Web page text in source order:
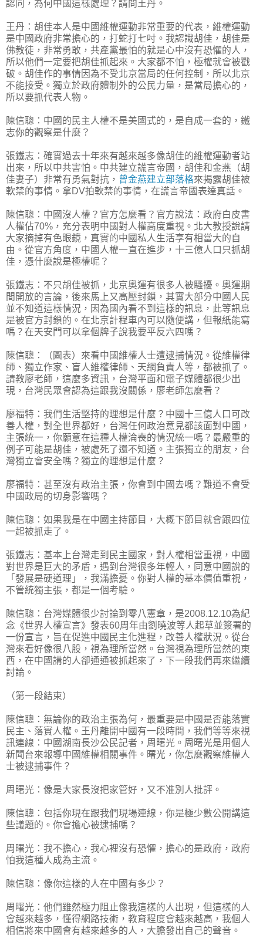
認同，為何中國這樣處理？請問王丹。
王丹：胡佳本人是中國維權運動非常重要的代表，維權運動
是中國政府非常擔心的，打蛇打七吋。我認識胡佳，胡佳是
佛教徒，非常勇敢，共產黨最怕的就是心中沒有恐懼的人，
所以他們一定要把胡佳抓起來。大家都不怕，極權就會被戳
破。胡佳作的事情因為不受北京當局的任何控制，所以北京
不能接受。獨立於政府體制外的公民力量，是當局擔心的，
所以要抓代表人物。
陳信聰：中國的民主人權不是美國式的，是自成一套的，鐵
志你的觀察是什麼？
張鐵志：確實過去十年來有越來越多像胡佳的維權運動者站
出來，所以中共害怕。中共建立謊言帝國，胡佳和金燕（胡
佳妻子）非常有勇氣對抗， 曾金燕建立部落格來揭露胡佳被
軟禁的事情。拿DV拍軟禁的事情，在謊言帝國表達真話。
陳信聰：中國沒人權？官方怎麼看？官方說法：政府白皮書
人權佔70%，充分表明中國對人權高度重視。北大教授說請
大家摘掉有色眼鏡，真實的中國私人生活享有相當大的自
由。從官方角度，中國人權一直在進步，十三億人口只抓胡
佳，憑什麼說是極權呢？
張鐵志：不只胡佳被抓，北京奧運有很多人被騷擾。奧運期
間開放的言論，後來馬上又高壓封鎖，其實大部分中國人民
並不知道這樣情況，因為國內看不到這樣的訊息，此等訊息
是被官方封鎖的。在北京計程車內可以隨便講，但報紙能寫
嗎？在天安門可以拿個牌子說我要平反六四嗎？
陳信聰：（圖表）來看中國維權人士遭逮捕情況。從維權律
師、獨立作家、盲人維權律師、天網負責人等，都被抓了。
請教廖老師，這麼多資訊，台灣平面和電子媒體都很少出
現，台灣民眾會認為這跟我沒關係，廖老師怎麼看？
廖福特：我們生活堅持的理想是什麼？中國十三億人口可改
善人權，對全世界都好，台灣任何政治意見都該面對中國，
主張統一，你願意在這種人權淪喪的情況統一嗎？最嚴重的
例子可能是胡佳，被處死了還不知道。主張獨立的朋友，台
灣獨立會安全嗎？獨立的理想是什麼？
廖福特：甚至沒有政治主張，你會到中國去嗎？難道不會受
中國政局的切身影響嗎？
陳信聰：如果我是在中國主持節目，大概下節目就會跟四位
一起被抓走了。
張鐵志：基本上台灣走到民主國家，對人權相當重視，中國
對世界是巨大的矛盾，遇到台灣很多年輕人，同意中國說的
「發展是硬道理」，我滿擔憂。你對人權的基本價值重視，
不管統獨主張，都是一個考驗。
陳信聰：台灣媒體很少討論到零八憲章，是2008.12.10為紀
念《世界人權宣言》發表60周年由劉曉波等人起草並簽署的
一份宣言，旨在促進中國民主化進程，改善人權狀況。從台
灣來看好像很八股，視為理所當然。台灣視為理所當然的東
西，在中國講的人卻通通被抓起來了，下一段我們再來繼續
討論。
（第一段結束）
陳信聰：無論你的政治主張為何，最重要是中國是否能落實
民主、落實人權。王丹離開中國有一段時間，我們等等來視
訊連線：中國湖南長沙公民記者，周曙光。周曙光是用個人
新聞台來報導中國維權相關事件。曙光，你怎麼觀察維權人
士被逮捕事件？
周曙光：像是大家長沒把家管好，又不准別人批評。
陳信聰：包括你現在跟我們現場連線，你是極少數公開講這
些議題的。你會擔心被逮捕嗎？
周曙光：我不擔心，我心裡沒有恐懼，擔心的是政府，政府
怕我這種人成為主流。
陳信聰：像你這樣的人在中國有多少？
周曙光：他們雖然極力阻止像我這樣的人出現，但這樣的人
會越來越多，懂得網路技術，教育程度會越來越高，我個人
相信將來中國會有越來越多的人，大膽發出自己的聲音。